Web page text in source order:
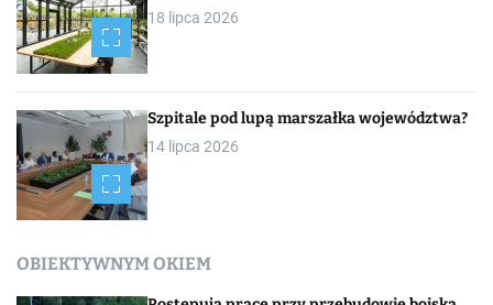
18 lipca 2026
Szpitale pod lupą marszałka województwa?
14 lipca 2026
OBIEKTYWNYM OKIEM